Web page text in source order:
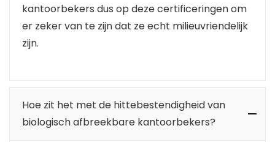
kantoorbekers dus op deze certificeringen om
er zeker van te zijn dat ze echt milieuvriendelijk
zijn.
Hoe zit het met de hittebestendigheid van
biologisch afbreekbare kantoorbekers?